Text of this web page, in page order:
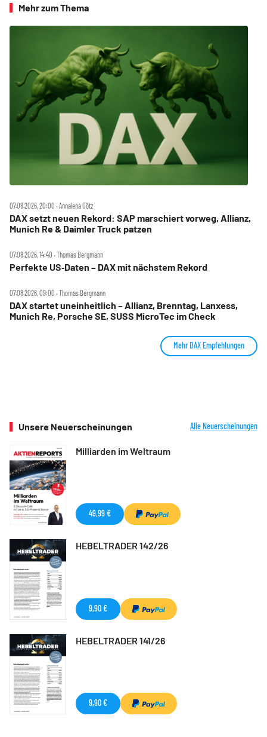
Mehr zum Thema
07.08.2026, 20:00 ‧ Annalena Götz
DAX setzt neuen Rekord: SAP marschiert vorweg, Allianz,
Munich Re & Daimler Truck patzen
07.08.2026, 14:40 ‧ Thomas Bergmann
Perfekte US‑Daten – DAX mit nächstem Rekord
07.08.2026, 09:00 ‧ Thomas Bergmann
DAX startet uneinheitlich – Allianz, Brenntag, Lanxess,
Munich Re, Porsche SE, SUSS MicroTec im Check
Mehr DAX Empfehlungen
Unsere Neuerscheinungen Alle Neuerscheinungen
Milliarden im Weltraum
49,99 €
HEBELTRADER 142/26
9,90 €
HEBELTRADER 141/26
9,90 €